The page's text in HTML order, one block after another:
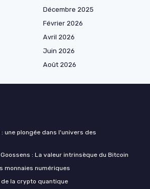
Décembre 2025
Février 2026
Avril 2026
Juin 2026
Août 2026
une plongée dans l'univers des
: La valeur intrinsèque du Bitcoin
monnaies numériques
la crypto quantique